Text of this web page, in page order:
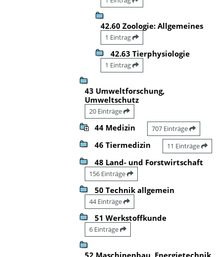
42.60 Zoologie: Allgemeines
1 Eintrag
42.63 Tierphysiologie
1 Eintrag
43 Umweltforschung,
Umweltschutz
20 Einträge
44 Medizin 707 Einträge
46 Tiermedizin 11 Einträge
48 Land- und Forstwirtschaft
156 Einträge
50 Technik allgemein
44 Einträge
51 Werkstoffkunde
6 Einträge
52 Maschinenbau, Energietechnik,